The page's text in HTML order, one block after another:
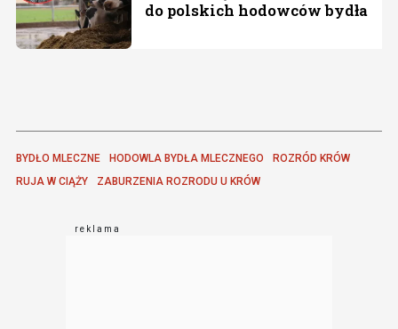
do polskich hodowców bydła
BYDŁO MLECZNE HODOWLA BYDŁA MLECZNEGO
ROZRÓD KRÓW
RUJA W CIĄŻY
ZABURZENIA ROZRODU U KRÓW